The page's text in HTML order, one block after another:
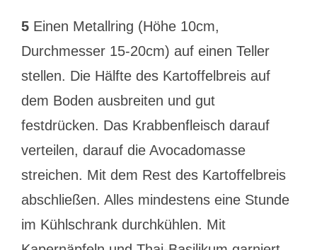
5Einen Metallring (Höhe 10cm,
Durchmesser 15-20cm) auf einen Teller
stellen. Die Hälfte des Kartoffelbreis auf
dem Boden ausbreiten und gut
festdrücken. Das Krabbenfleisch darauf
verteilen, darauf die Avocadomasse
streichen. Mit dem Rest des Kartoffelbreis
abschließen. Alles mindestens eine Stunde
im Kühlschrank durchkühlen. Mit